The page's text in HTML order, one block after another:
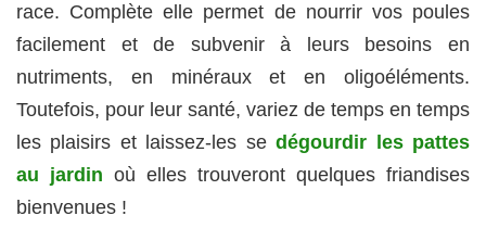
race. Complète elle permet de nourrir vos poules
facilement et de subvenir à leurs besoins en
nutriments, en minéraux et en oligoéléments.
Toutefois, pour leur santé, variez de temps en temps
les plaisirs et laissez-les sedégourdir les pattes
au jardin où elles trouveront quelques friandises
bienvenues !